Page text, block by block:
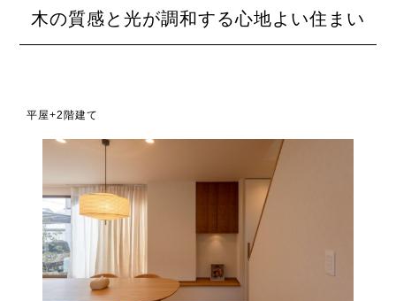
木の質感と光が調和する心地よい住まい
平屋+2階建て